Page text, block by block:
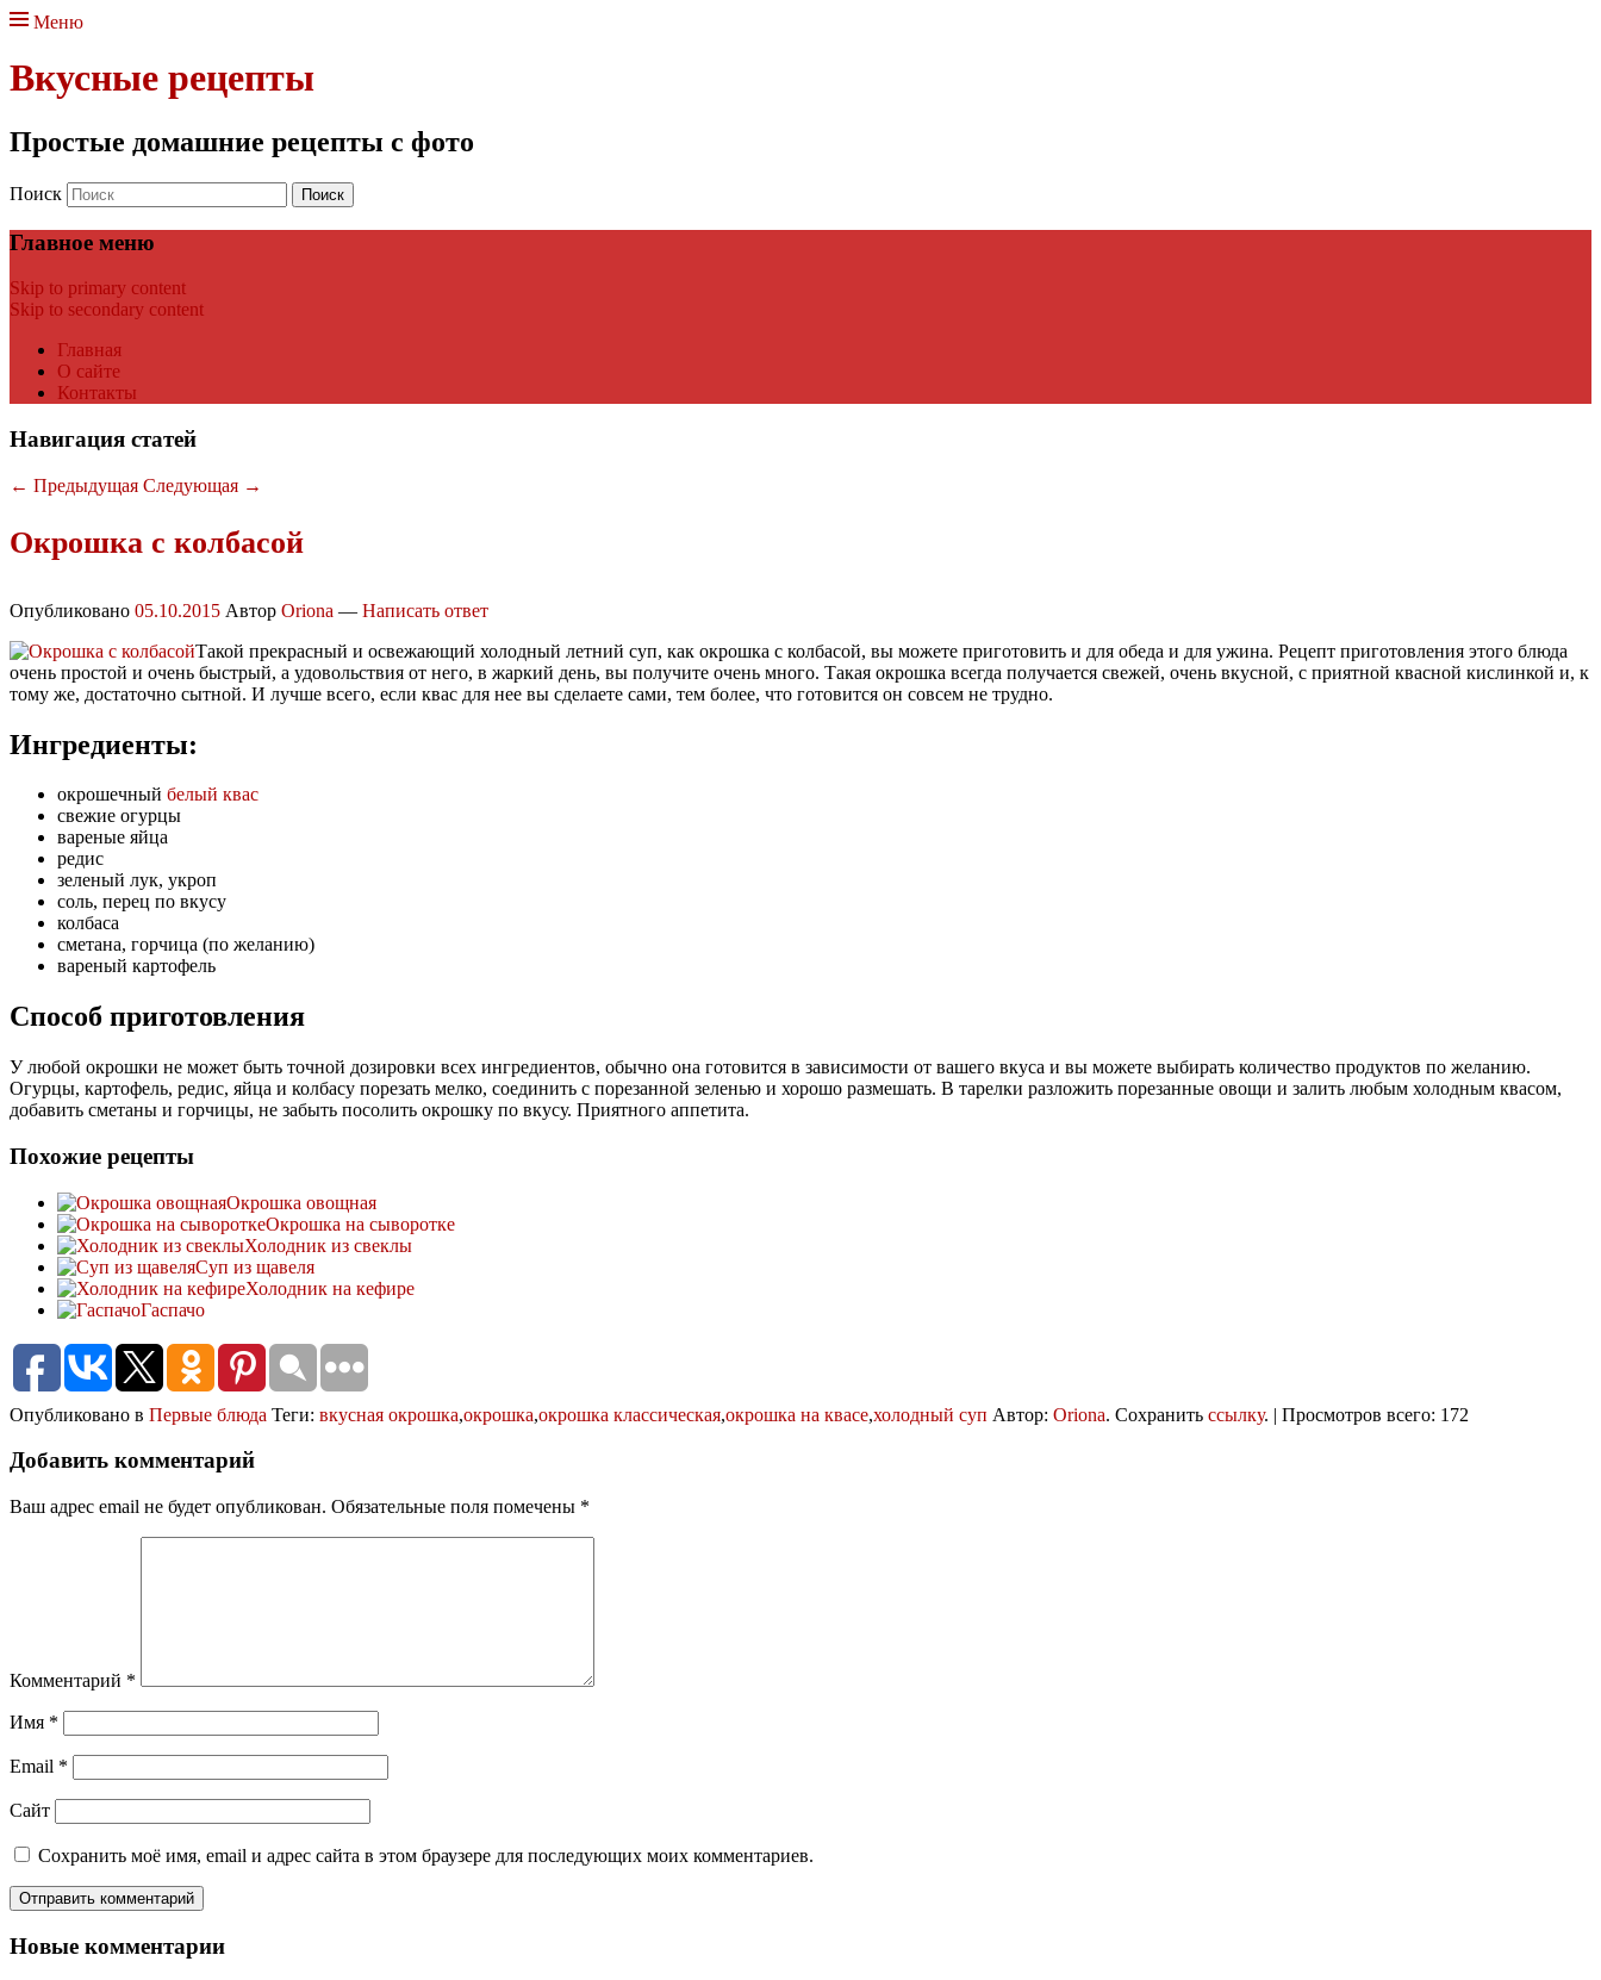
Меню
Вкусные рецепты
Простые домашние рецепты с фото
Поиск
Главное меню
Skip to primary content
Skip to secondary content
Главная
О сайте
Контакты
Навигация статей
← Предыдущая Следующая →
Окрошка с колбасой
Опубликовано 05.10.2015 Автор Oriona — Написать ответ
Такой прекрасный и освежающий холодный летний суп, как окрошка с колбасой, вы можете приготовить и для обеда и для ужина. Рецепт приготовления этого блюда
очень простой и очень быстрый, а удовольствия от него, в жаркий день, вы получите очень много. Такая окрошка всегда получается свежей, очень вкусной, с приятной квасной кислинкой и, к
тому же, достаточно сытной. И лучше всего, если квас для нее вы сделаете сами, тем более, что готовится он совсем не трудно.
Ингредиенты:
окрошечный белый квас
свежие огурцы
вареные яйца
редис
зеленый лук, укроп
соль, перец по вкусу
колбаса
сметана, горчица (по желанию)
вареный картофель
Способ приготовления
У любой окрошки не может быть точной дозировки всех ингредиентов, обычно она готовится в зависимости от вашего вкуса и вы можете выбирать количество продуктов по желанию.
Огурцы, картофель, редис, яйца и колбасу порезать мелко, соединить с порезанной зеленью и хорошо размешать. В тарелки разложить порезанные овощи и залить любым холодным квасом,
добавить сметаны и горчицы, не забыть посолить окрошку по вкусу. Приятного аппетита.
Похожие рецепты
Окрошка овощная
Окрошка на сыворотке
Холодник из свеклы
Суп из щавеля
Холодник на кефире
Гаспачо
Опубликовано в Первые блюда Теги: вкусная окрошка,окрошка,окрошка классическая,окрошка на квасе,холодный суп Автор: Oriona. Сохранить ссылку. | Просмотров всего: 172
Добавить комментарий
Ваш адрес email не будет опубликован. Обязательные поля помечены *
Комментарий *
Имя *
Email *
Сайт
Сохранить моё имя, email и адрес сайта в этом браузере для последующих моих комментариев.
Новые комментарии